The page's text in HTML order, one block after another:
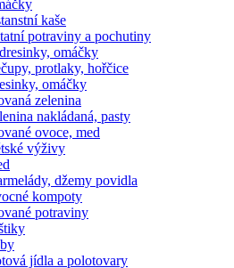
kaše
potraviny a pochutiny
omáčky
protlaky, hořčice
omáčky
zelenina
nakládaná, pasty
ovoce, med
výživy
džemy povidla
kompoty
potraviny
jídla a polotovary